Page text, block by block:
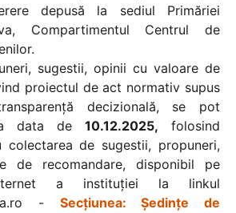
depusă la sediul Primăriei
Compartimentul Centrul de
sugestii, opinii cu valoare de
proiectul de act normativ supus
decizională, se pot
data de 10.12.2025, folosind
colectarea de sugestii, propuneri,
de recomandare, disponibil pe
a instituției la linkul
- Secțiunea: Ședințe de